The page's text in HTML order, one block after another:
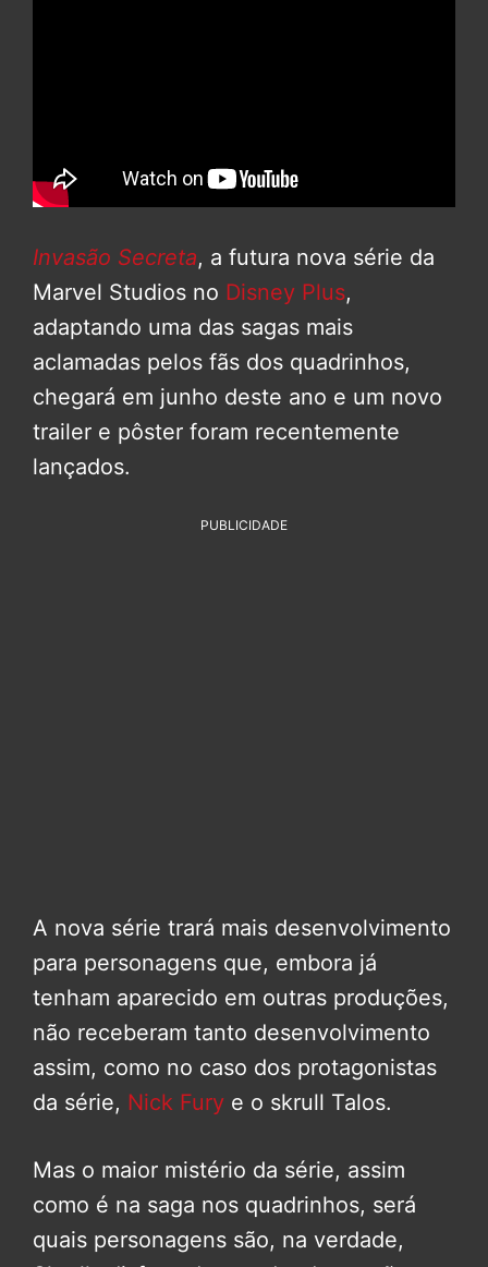
Invasão Secreta, a futura nova série da
Marvel Studios no Disney Plus,
adaptando uma das sagas mais
aclamadas pelos fãs dos quadrinhos,
chegará em junho deste ano e um novo
trailer e pôster foram recentemente
lançados.
PUBLICIDADE
A nova série trará mais desenvolvimento
para personagens que, embora já
tenham aparecido em outras produções,
não receberam tanto desenvolvimento
assim, como no caso dos protagonistas
da série, Nick Fury e o skrull Talos.
Mas o maior mistério da série, assim
como é na saga nos quadrinhos, será
quais personagens são, na verdade,